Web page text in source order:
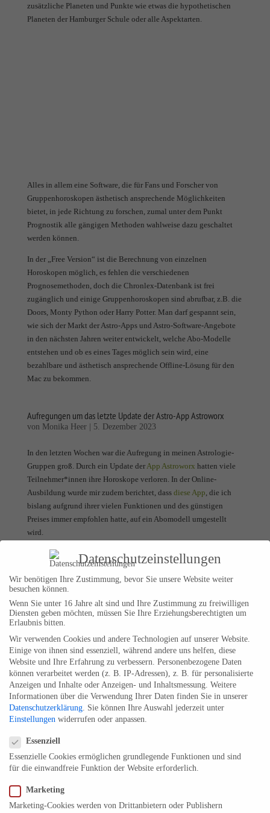
zusätzliche Planeten und Punkte wie etwas die hypothetischen
Planeten der Hamburger Schule oder alle Aspektarten.
Alles in allem eine Software, die für Fans und Forscher von
Gruppenhoroskopen ästhetisch ansprechende Möglichkeiten
bietet, in jede Richtung zu forschen, zumal unter dem Punkt
Prognostik alle gängigen Methoden wahlweise dazu geschaltet
werden können.
In der „Free Version“ ist die Berechnung von einzelnen
Horoskopen möglich, es fehlen die verschiedenen
Prognosemethoden, doch die Chronlex-Datenbank ist frei
zugänglich und einige Gruppenhoroskopen sind abrufbar, z.B. die
Doors, Monty Python oder Harry Potter. Man darf gespannt sein,
wie sich der Markt der Astro-Apps und Astro-Software-Angebote
in den nächsten Jahren weiter entwickelt, welche Abo-Modelle
entstehen und ob es eines Tages möglich sein wird, eine
bezahlbare und ästhetisch ansprechende Offline-Lösung für den
Mac zu bekommen.
Aufregungen um das letzte Update der Astro-App Astroworx
von Monika Heer| 5. Dezember 2023
In den letzten Wochen war die Aufregung in meinen Astrologie-
Gruppen groß. Durch ein Update derApp Astroworx hatten viele
Teilnehmer*innen ihre Horoskope verloren. In der Online-
Ausbildung wurde mir zudem berichtet, dass diese App, die ich
bislang aufgrund ihrer vielen Funktionen und des günstigen
Preises immer empfohlen hatte, auf ein Abomodell umgestellt
wird.
Datenschutzeinstellungen
Wir benötigen Ihre Zustimmung, bevor Sie unsere Website weiter
besuchen können.
Wenn Sie unter 16 Jahre alt sind und Ihre Zustimmung zu freiwilligen
Diensten geben möchten, müssen Sie Ihre Erziehungsberechtigten um
Erlaubnis bitten.
Wir verwenden Cookies und andere Technologien auf unserer Website.
Einige von ihnen sind essenziell, während andere uns helfen, diese
Website und Ihre Erfahrung zu verbessern. Personenbezogene Daten
können verarbeitet werden (z. B. IP-Adressen), z. B. für personalisierte
Anzeigen und Inhalte oder Anzeigen- und Inhaltsmessung. Weitere
Informationen über die Verwendung Ihrer Daten finden Sie in unserer
Datenschutzerklärung Sie können Ihre Auswahl jederzeit unter
Einstellungen widerrufen oder anpassen.
Essenziell
Essenzielle Cookies ermöglichen grundlegende Funktionen und sind
für die einwandfreie Funktion der Website erforderlich.
Marketing
Marketing-Cookies werden von Drittanbietern oder Publishern